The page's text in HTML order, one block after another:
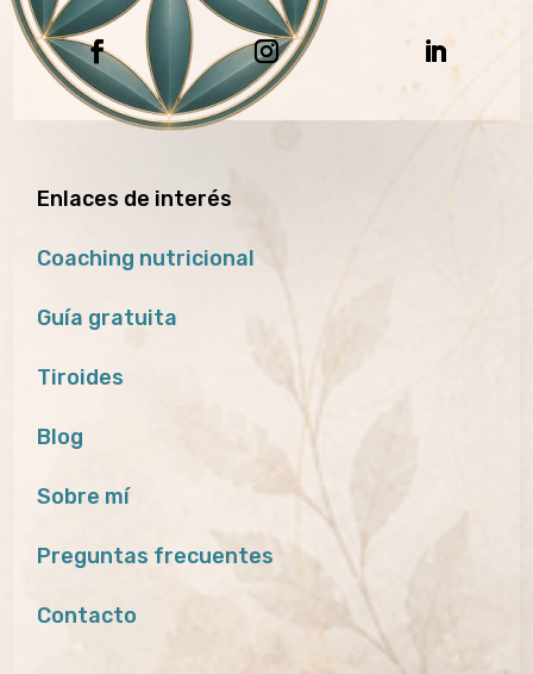
Enlaces de interés
Coaching nutricional
Guía gratuita
Tiroides
Blog
Sobre mí
Preguntas frecuentes
Contacto